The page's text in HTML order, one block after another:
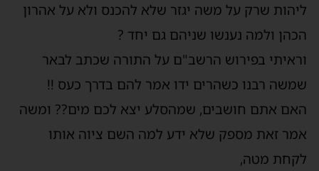
ליהות שרק על משה יגזר שלא להכנס ולא על אהרון
הכהן ולמה נענשו שניהם גם יחד ?
וראיתי בפירוש הרשב"ם על התורה שכתב לבאר
שמשה רבנו כשהרים ידו אמר להם בדרך כעס !!
האם אתם חושבים, שמהסלע יצא לכם מים?? ומשה
אמר זאת מספק שלא ידע למה השם ציוה אותו
לקחת מטה,